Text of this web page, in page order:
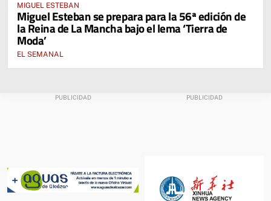
MIGUEL ESTEBAN
Miguel Esteban se prepara para la 56ª edición de
la Reina de La Mancha bajo el lema ‘Tierra de
Moda’
EL SEMANAL